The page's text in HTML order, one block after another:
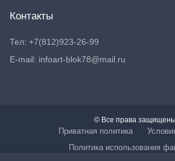
Контакты
Тел: +7(812)923-26-99
E-mail: infoart-blok78@mail.ru
© Все права защищены
Приватная политика
Политика использования